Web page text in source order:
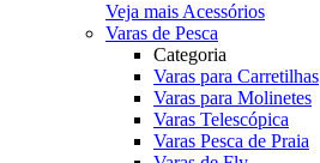
Veja mais Acessórios
Varas de Pesca
Categoria
Varas para Carretilhas
Varas para Molinetes
Varas Telescópica
Varas Pesca de Praia